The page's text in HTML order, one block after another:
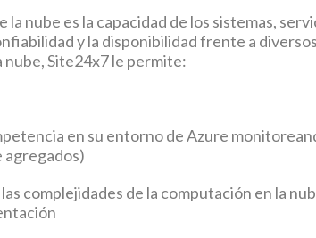
la nube es la capacidad de los sistemas,
y la disponibilidad frente a
nube, Site24x7 le permite:
en su entorno de Azure
complejidades de la computación en la